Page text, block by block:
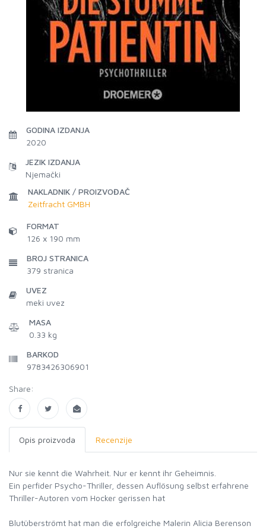
GODINA IZDANJA
2020
JEZIK IZDANJA
Njemački
NAKLADNIK / PROIZVOĐAČ
Zeitfracht GMBH
FORMAT
126 x 190 mm
BROJ STRANICA
379 stranica
UVEZ
meki uvez
MASA
0.33 kg
BARKOD
9783426306901
Share:
Opis proizvoda Recenzije
Nur sie kennt die Wahrheit. Nur er kennt ihr Geheimnis.
Ein perfider Psycho-Thriller, dessen Auflösung selbst erfahrene
Thriller-Autoren vom Hocker gerissen hat
Blutüberströmt hat man die erfolgreiche Malerin Alicia Berenson